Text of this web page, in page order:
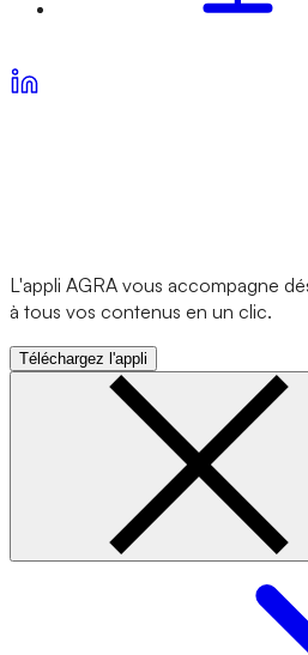
L'appli AGRA vous accompagne
à tous vos contenus en un clic.
Téléchargez l'appli